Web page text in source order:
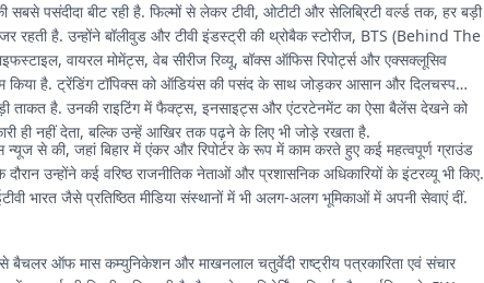
पसंदीदा बीट रही है. फिल्मों से लेकर टीवी, ओटीटी और सेलिब्रिटी वर्ल्ड तक, हर बड़ी
रहती है. उन्होंने बॉलीवुड और टीवी इंडस्ट्री की थ्रोबैक स्टोरीज, BTS (Behind The
वायरल मोमेंट्स, वेब सीरीज रिव्यू, बॉक्स ऑफिस रिपोर्ट्स और एक्सक्लूसिव
किया है. ट्रेंडिंग टॉपिक्स को ऑडियंस की पसंद के साथ जोड़कर आसान और दिलचस्प
ताकत है. उनकी राइटिंग में फैक्ट्स, इनसाइट्स और एंटरटेनमेंट का ऐसा बैलेंस देखने को
ही नहीं देता, बल्कि उन्हें आखिर तक पढ़ने के लिए भी जोड़े रखता है.
से की, जहां बिहार में एंकर और रिपोर्टर के रूप में काम करते हुए कई महत्वपूर्ण ग्राउंड
के दौरान उन्होंने कई वरिष्ठ राजनीतिक नेताओं और प्रशासनिक अधिकारियों के इंटरव्यू भी किए.
भारत जैसे प्रतिष्ठित मीडिया संस्थानों में भी अलग-अलग भूमिकाओं में अपनी सेवाएं दीं.
बैचलर ऑफ मास कम्युनिकेशन और माखनलाल चतुर्वेदी राष्ट्रीय पत्रकारिता एवं संचार